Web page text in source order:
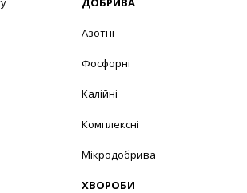
Азотні
Фосфорні
Калійні
Комплексні
Мікродобрива
ХВОРОБИ